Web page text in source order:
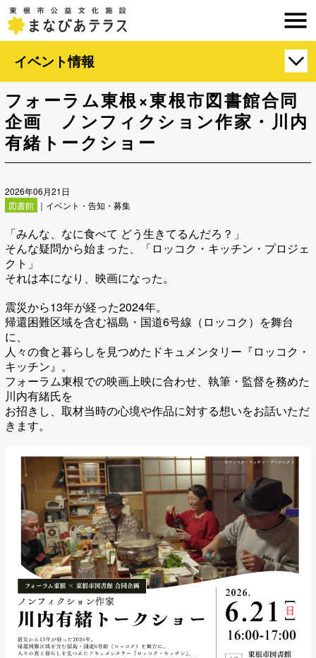
イベント情報
フォーラム東根×東根市図書館合同
企画 ノンフィクション作家・川内
有緒トークショー
2026年06月21日
図書館 ｜イベント・告知・募集
「みんな、なに食べて どう生きてるんだろ？ 」
そんな疑問から始まった、「ロッコク・キッチン・プロジェ
クト」
それは本になり、映画になった。
震災から13年が経った2024年。
帰還困難区域を含む福島・国道6号線（ロッコク）を舞台
に、
人々の⾷と暮らしを⾒つめたドキュメンタリー『ロッコク・
キッチン』。
フォーラム東根での映画上映に合わせ、執筆・監督を務めた
川内有緒氏を
お招きし、取材当時の心境や作品に対する想いをお話いただ
きます。